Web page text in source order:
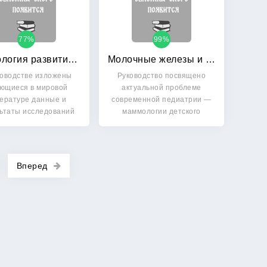
Физиология развития ребенка: Руководство по возрастной физиологии
77%
изложены
в мировой
данные и
исследований
Молочные железы и их заболевания у детей: Руководство для врачей
99%
Руководство посвящено
актуальной проблеме
современной педиатрии —
маммологии детского
Вперед